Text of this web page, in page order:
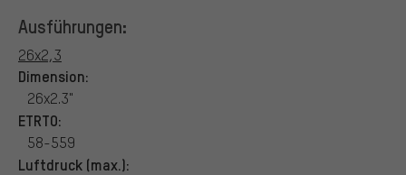
Ausführungen:
26x2,3
Dimension:
26x2.3"
ETRTO:
58-559
Luftdruck (max.):